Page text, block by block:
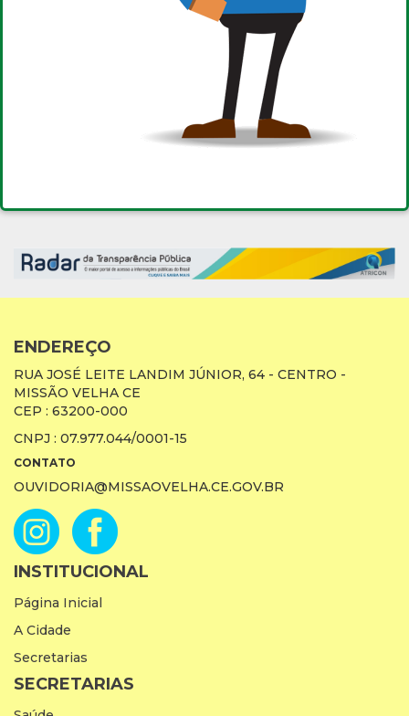
ENDEREÇO
RUA JOSÉ LEITE LANDIM JÚNIOR, 64 - CENTRO -
MISSÃO VELHA CE
CEP : 63200-000
CNPJ : 07.977.044/0001-15
CONTATO
OUVIDORIA@MISSAOVELHA.CE.GOV.BR
INSTITUCIONAL
Página Inicial
A Cidade
Secretarias
SECRETARIAS